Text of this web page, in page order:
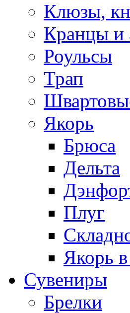
Клюзы,
Кранцы и
Роульсы
Трап
Якорь
Брюса
Дельта
Плуг
Якорь
Сувениры
Брелки